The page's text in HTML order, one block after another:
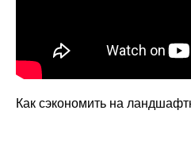
Как сэкономить на